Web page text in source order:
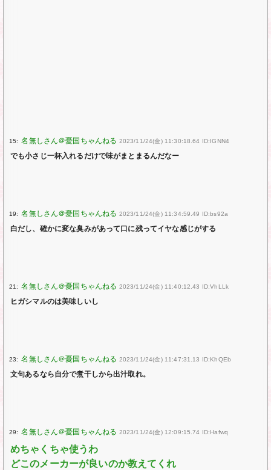
15: 2023/11/24(金) 11:30:18.64 ID:IGNN4
でも小さじ一杯入れるだけで味がまとまるんだなー
19: 2023/11/24(金) 11:34:59.49 ID:bs92a
白だし、確かに変な臭みがあって口に残ってイヤな感じがする
21: 2023/11/24(金) 11:40:12.43 ID:VhLLk
ヒガシマルのは美味しいし
23: 2023/11/24(金) 11:47:31.13 ID:KhQEb
文句あるなら自分で煮干しから出汁取れ。
29: 2023/11/24(金) 12:09:15.74 ID:Hafwq
めちゃくちゃ使うわ
どこのメーカーが良いのか教えてくれ